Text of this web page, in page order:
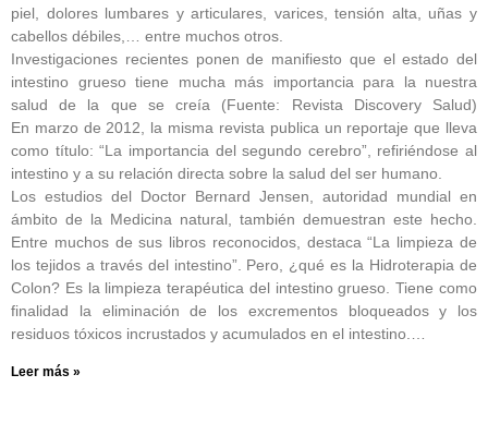
piel, dolores lumbares y articulares, varices, tensión alta, uñas y
cabellos débiles,… entre muchos otros.
Investigaciones recientes ponen de manifiesto que el estado del
intestino grueso tiene mucha más importancia para la nuestra
salud de la que se creía (Fuente: Revista Discovery Salud)
En marzo de 2012, la misma revista publica un reportaje que lleva
como título: “La importancia del segundo cerebro”, refiriéndose al
intestino y a su relación directa sobre la salud del ser humano.
Los estudios del Doctor Bernard Jensen, autoridad mundial en
ámbito de la Medicina natural, también demuestran este hecho.
Entre muchos de sus libros reconocidos, destaca “La limpieza de
los tejidos a través del intestino”. Pero, ¿qué es la Hidroterapia de
Colon? Es la limpieza terapéutica del intestino grueso. Tiene como
finalidad la eliminación de los excrementos bloqueados y los
residuos tóxicos incrustados y acumulados en el intestino.…
Leer más »